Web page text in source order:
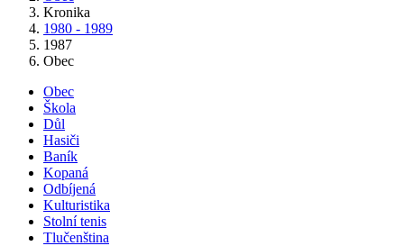
Kronika
1980 - 1989
1987
Obec
Obec
Škola
Důl
Hasiči
Baník
Kopaná
Odbíjená
Kulturistika
Stolní tenis
Tlučenština